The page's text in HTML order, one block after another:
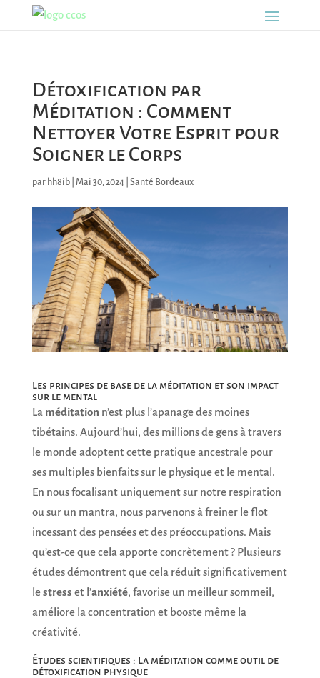
Détoxification par
Méditation : Comment
Nettoyer Votre Esprit pour
Soigner le Corps
par hh8ib| Mai 30, 2024| Santé Bordeaux
Les principes de base de la méditation et son impact
sur le mental
La méditation n’est plus l’apanage des moines
tibétains. Aujourd’hui, des millions de gens à travers
le monde adoptent cette pratique ancestrale pour
ses multiples bienfaits sur le physique et le mental.
En nous focalisant uniquement sur notre respiration
ou sur un mantra, nous parvenons à freiner le flot
incessant des pensées et des préoccupations. Mais
qu’est-ce que cela apporte concrètement ? Plusieurs
études démontrent que cela réduit significativement
lestress et l’anxiété, favorise un meilleur sommeil,
améliore la concentration et booste même la
créativité.
Études scientifiques : La méditation comme outil de
détoxification physique